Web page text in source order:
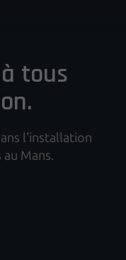
tous
l'installation
Mans.